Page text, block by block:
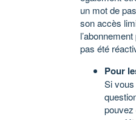
un mot de
son accès
pas été
Pour
Si
pouvez